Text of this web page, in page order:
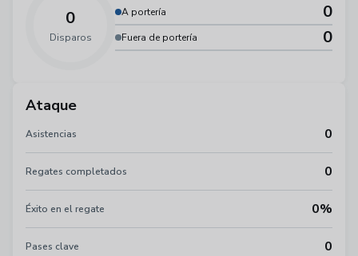
0
Disparos
A portería 0
Fuera de portería 0
Ataque
Asistencias 0
Regates completados 0
Éxito en el regate 0%
Pases clave 0